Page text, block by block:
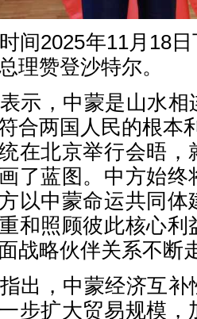
间2025年11月18
理赞登沙特尔。
示，中蒙是山水
合两国人民的根本
在北京举行会晤
了蓝图。中方始
以中蒙命运共同
和照顾彼此核心
战略伙伴关系不断
出，中蒙经济互
步扩大贸易规模